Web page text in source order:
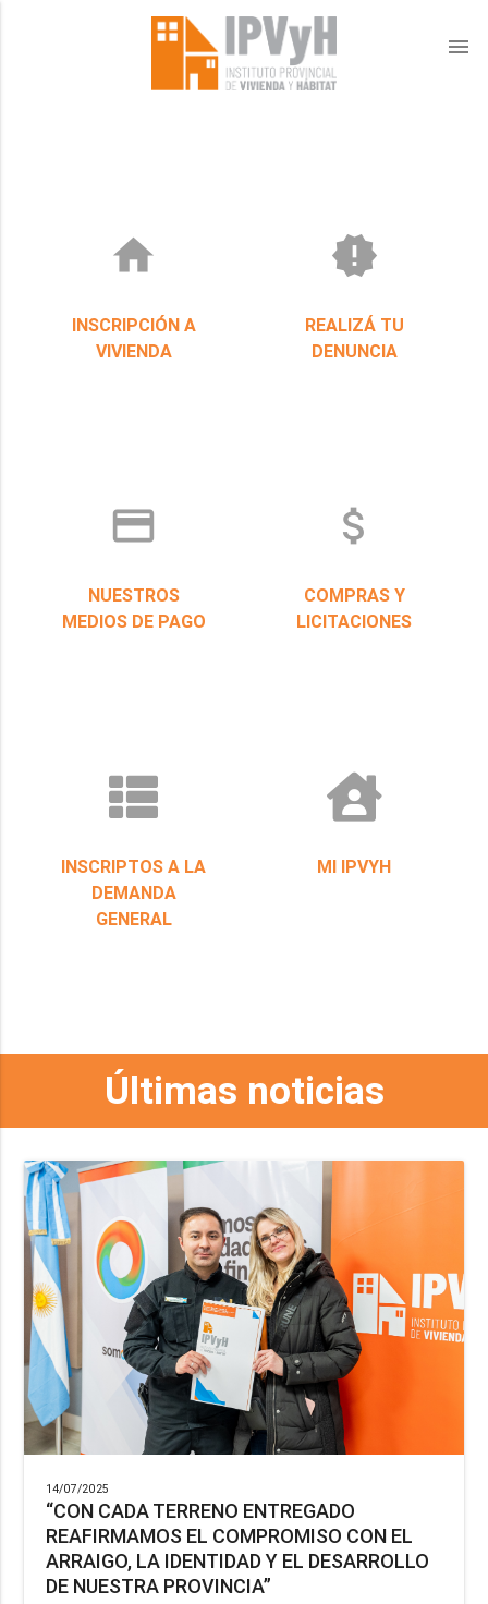
menu
home
INSCRIPCIÓN A
VIVIENDA
new_releases
REALIZÁ TU
DENUNCIA
credit_card
NUESTROS
MEDIOS DE PAGO
attach_money
COMPRAS Y
LICITACIONES
INSCRIPTOS A LA
DEMANDA
GENERAL
MI IPVYH
Últimas noticias
14/07/2025
“CON CADA TERRENO ENTREGADO
REAFIRMAMOS EL COMPROMISO CON EL
ARRAIGO, LA IDENTIDAD Y EL DESARROLLO
DE NUESTRA PROVINCIA”